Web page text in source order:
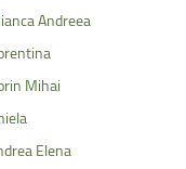
Andreea
Mihai
Elena